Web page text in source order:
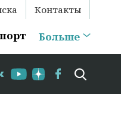
Контакты
Больше